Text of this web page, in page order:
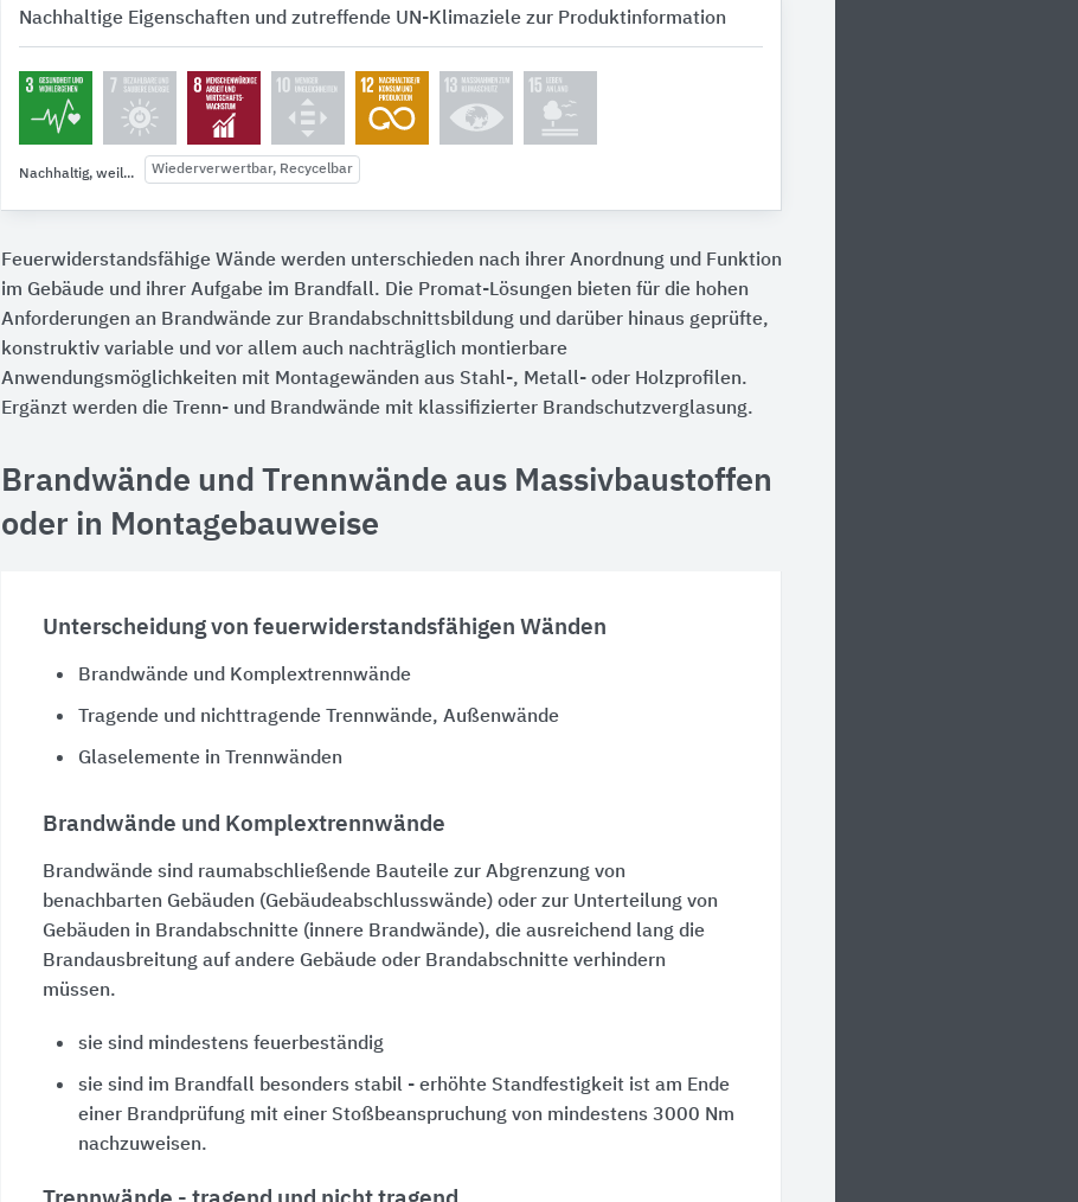
Nachhaltige Eigenschaften und zutreffende UN-Klimaziele zur Produktinformation
Nachhaltig, weil... Wiederverwertbar, Recycelbar
Feuerwiderstandsfähige Wände werden unterschieden nach ihrer Anordnung und Funktion
im Gebäude und ihrer Aufgabe im Brandfall. Die Promat-Lösungen bieten für die hohen
Anforderungen an Brandwände zur Brandabschnittsbildung und darüber hinaus geprüfte,
konstruktiv variable und vor allem auch nachträglich montierbare
Anwendungsmöglichkeiten mit Montagewänden aus Stahl-, Metall- oder Holzprofilen.
Ergänzt werden die Trenn- und Brandwände mit klassifizierter Brandschutzverglasung.
Brandwände und Trennwände aus Massivbaustoffen
oder in Montagebauweise
Unterscheidung von feuerwiderstandsfähigen Wänden
Brandwände und Komplextrennwände
Tragende und nichttragende Trennwände, Außenwände
Glaselemente in Trennwänden
Brandwände und Komplextrennwände
Brandwände sind raumabschließende Bauteile zur Abgrenzung von
benachbarten Gebäuden (Gebäudeabschlusswände) oder zur Unterteilung von
Gebäuden in Brandabschnitte (innere Brandwände), die ausreichend lang die
Brandausbreitung auf andere Gebäude oder Brandabschnitte verhindern
müssen.
sie sind mindestens feuerbeständig
sie sind im Brandfall besonders stabil - erhöhte Standfestigkeit ist am Ende
einer Brandprüfung mit einer Stoßbeanspruchung von mindestens 3000 Nm
nachzuweisen.